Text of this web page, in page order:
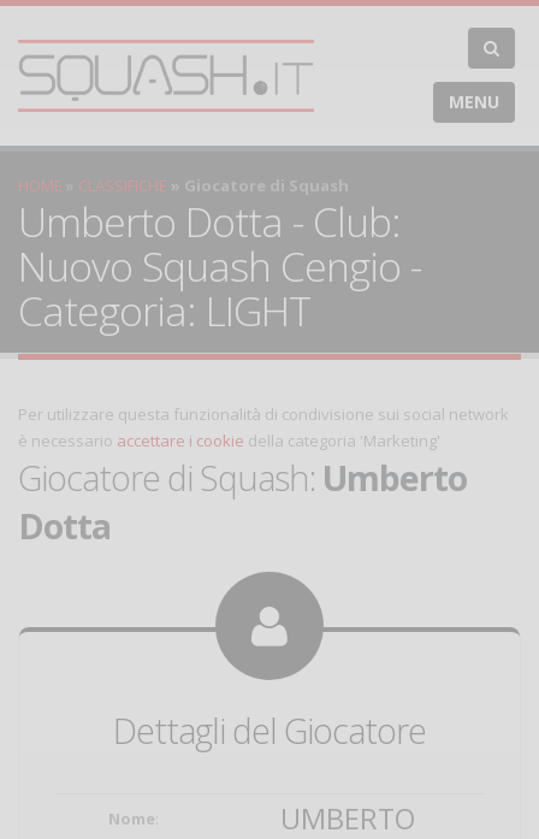
MENU
HOME CLASSIFICHE Giocatore di Squash
Umberto Dotta - Club:
Nuovo Squash Cengio -
Categoria: LIGHT
Per utilizzare questa funzionalità di condivisione sui social network
è necessario accettare i cookie della categoria 'Marketing'
Giocatore di Squash: Umberto
Dotta
Dettagli del Giocatore
Nome: UMBERTO